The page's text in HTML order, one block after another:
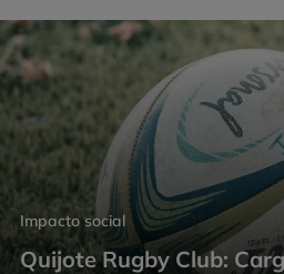
Impacto social
Quijote Rugby Club: